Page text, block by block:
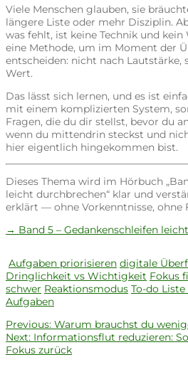
Viele Menschen glauben, sie
längere Liste oder mehr Disziplin.
was fehlt, ist keine Technik und kein
eine Methode, um im Moment der
entscheiden: nicht nach Lautstärke,
Wert.
Das lässt sich lernen, und es ist
mit einem komplizierten System,
Fragen, die du dir stellst, bevor du
wenn du mittendrin steckst und
hier eigentlich hingekommen bist.
Dieses Thema wird im Hörbuch
leicht durchbrechen“ klar und
erklärt — ohne Vorkenntnisse, ohne
→ Band 5 – Gedankenschleifen
Aufgaben priorisieren digitale
Dringlichkeit vs Wichtigkeit Fokus
schwer Reaktionsmodus To-do
Aufgaben
Beitragsnavigation
Previous: Previous
post:
Warum brauchst du
Next: Next
post:
Informationsflut reduzieren:
Fokus zurück